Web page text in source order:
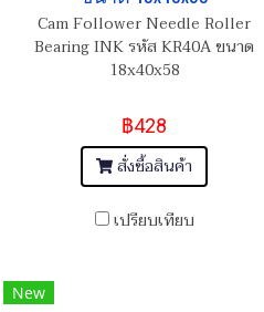
Cam Follower Needle Roller
Bearing INK รหัส KR40A ขนาด
18x40x58
฿428
สั่งซื้อสินค้า
เปรียบเทียบ
New